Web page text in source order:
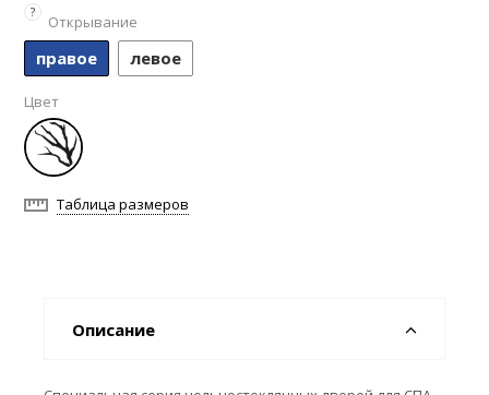
?
Открывание
правое левое
Цвет
Таблица размеров
Описание